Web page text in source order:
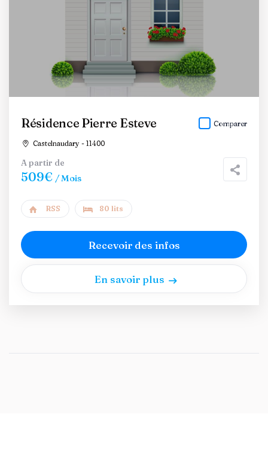
Résidence Pierre Esteve
Castelnaudary - 11400
Comparer
A partir de
509€ / Mois
RSS 80 lits
Recevoir des infos
En savoir plus